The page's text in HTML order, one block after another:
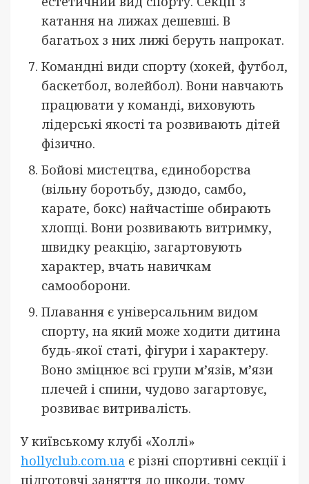
катання на лижах дешевші. В
багатьох з них лижі беруть напрокат.
Командні види спорту (хокей, футбол,
баскетбол, волейбол). Вони навчають
працювати у команді, виховують
лідерські якості та розвивають дітей
фізично.
Бойові мистецтва, єдиноборства
(вільну боротьбу, дзюдо, самбо,
карате, бокс) найчастіше обирають
хлопці. Вони розвивають витримку,
швидку реакцію, загартовують
характер, вчать навичкам
самооборони.
Плавання є універсальним видом
спорту, на який може ходити дитина
будь-якої статі, фігури і характеру.
Воно зміцнює всі групи м’язів, м’язи
плечей і спини, чудово загартовує,
розвиває витривалість.
У київському клубі «Холлі»
hollyclub.com.ua є різні спортивні секції і
підготовчі заняття до школи, тому